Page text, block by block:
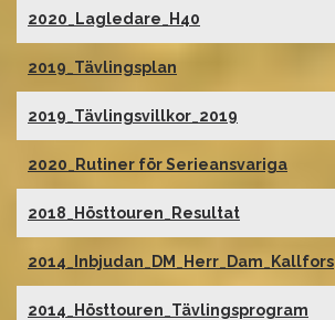
2020_Lagledare_H40
2019_Tävlingsplan
2019_Tävlingsvillkor_2019
2020_Rutiner för Serieansvariga
2018_Hösttouren_Resultat
2014_Inbjudan_DM_Herr_Dam_Kallfors
2014_Hösttouren_Tävlingsprogram